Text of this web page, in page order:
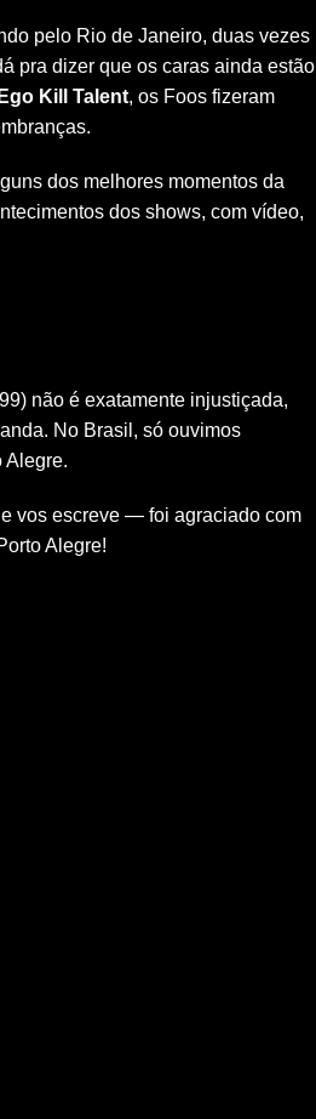
pelo Rio de Janeiro, duas vezes
pra dizer que os caras ainda estão
Ego Kill Talent, os Foos fizeram
dos melhores momentos da
dos shows, com vídeo,
não é exatamente injustiçada,
No Brasil, só ouvimos
Alegre.
vos escreve — foi agraciado com
Alegre!